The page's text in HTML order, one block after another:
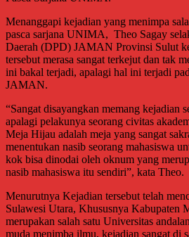
Menanggapi kejadian yang menimpa
pasca sarjana UNIMA, Theo Sagay
Daerah (DPD) JAMAN Provinsi Sulut
tersebut merasa sangat terkejut dan tak
ini bakal terjadi, apalagi hal ini terjadi
JAMAN.
“Sangat disayangkan memang kejadian
apalagi pelakunya seorang civitas
Meja Hijau adalah meja yang sangat
menentukan nasib seorang mahasiswa
kok bisa dinodai oleh oknum yang
nasib mahasiswa itu sendiri”, kata Theo.
Menurutnya Kejadian tersebut telah
Sulawesi Utara, Khususnya Kabupaten
merupakan salah satu Universitas
muda menimba ilmu, kejadian sangat di